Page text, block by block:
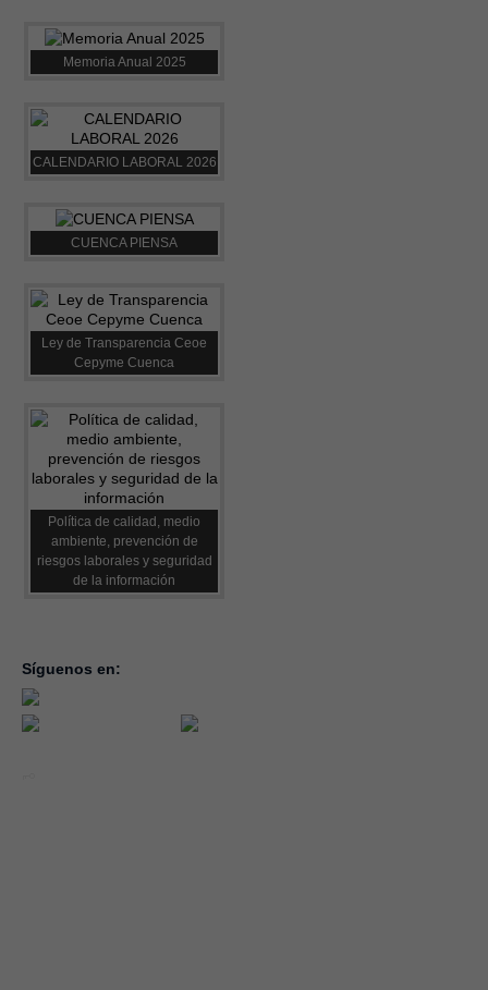
Memoria Anual 2025
CALENDARIO LABORAL 2026
CUENCA PIENSA
Ley de Transparencia Ceoe
Cepyme Cuenca
Política de calidad, medio
ambiente, prevención de
riesgos laborales y seguridad
de la información
Síguenos en: